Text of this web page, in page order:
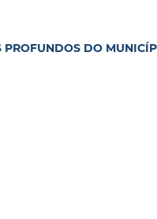
PROFUNDOS DO